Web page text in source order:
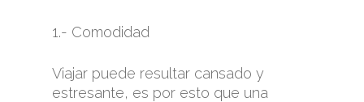
1.- Comodidad
Viajar puede resultar cansado y
estresante, es por esto que una